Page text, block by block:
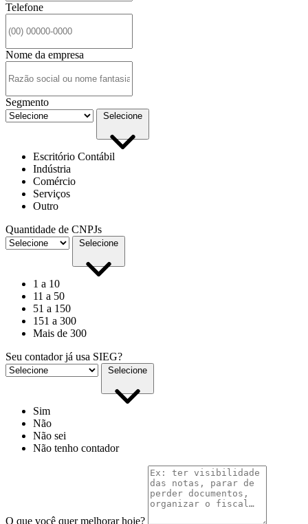
Telefone
Nome da empresa
Segmento
Selecione
Escritório Contábil
Indústria
Comércio
Serviços
Outro
Quantidade de CNPJs
Selecione
1 a 10
11 a 50
51 a 150
151 a 300
Mais de 300
Seu contador já usa SIEG?
Selecione
Sim
Não
Não sei
Não tenho contador
O que você quer melhorar hoje?